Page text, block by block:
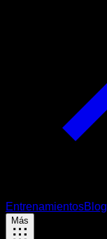
EntrenamientosBlog
Más